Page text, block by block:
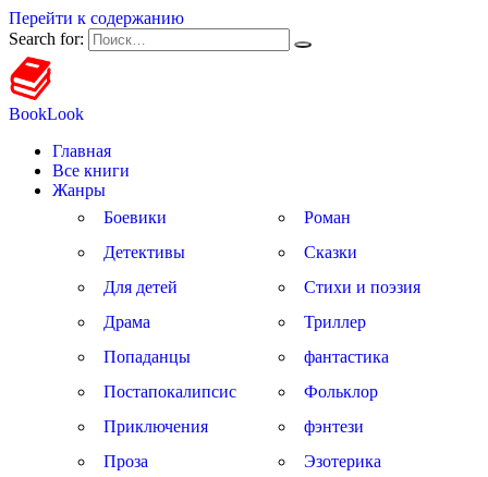
Перейти к содержанию
Search for:
BookLook
Главная
Все книги
Жанры
Боевики
Детективы
Для детей
Драма
Попаданцы
Постапокалипсис
Приключения
Проза
Роман
Сказки
Стихи и поэзия
Триллер
фантастика
Фольклор
фэнтези
Эзотерика